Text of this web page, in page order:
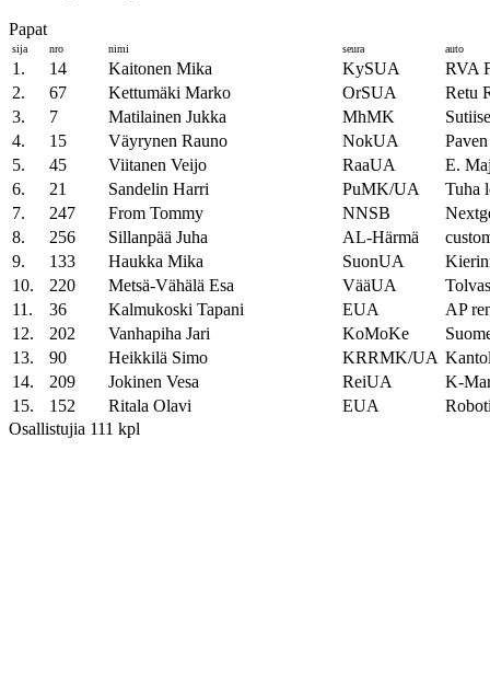
Papat
sija nro nimi seura auto
1. 14 Kaitonen Mika KySUA
RVA
2.
67 Kettumäki Marko OrSUA
Retu
3.
7 Matilainen Jukka MhMK
4.
15 Väyrynen Rauno NokUA
5.
45 Viitanen Veijo RaaUA
E.
6.
21 Sandelin Harri PuMK/UA
Tuha
7.
247 From Tommy NNSB
8.
256 Sillanpää Juha AL-Härmä
9.
133 Haukka Mika SuonUA
10.
220 Metsä-Vähälä Esa VääUA
11.
36 Kalmukoski Tapani EUA
AP
12.
202 Vanhapiha Jari KoMoKe
13.
90 Heikkilä Simo KRRMK/UA
14.
209 Jokinen Vesa ReiUA
K-
15.
152 Ritala Olavi EUA
Osallistujia 111 kpl